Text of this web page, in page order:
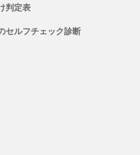
判定表
セルフチェック診断